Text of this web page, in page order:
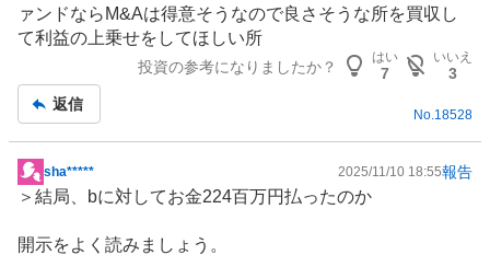
ァンドならM&Aは得意そうなので良さそうな所を買収し
て利益の上乗せをしてほしい所
投資の参考になりましたか？
はい
7
いいえ
3
返信
No.18528
掲
示
記
sha***** 2025/11/10 18:55報告
＞結局、bに対してお金224百万円払ったのか
開示をよく読みましょう。